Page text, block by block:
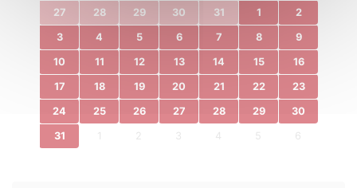
27 28 29 30 31 1 2
3 4 5 6 7 8 9
10 11 12 13 14 15 16
17 18 19 20 21 22 23
24 25 26 27 28 29 30
31 1 2 3 4 5 6